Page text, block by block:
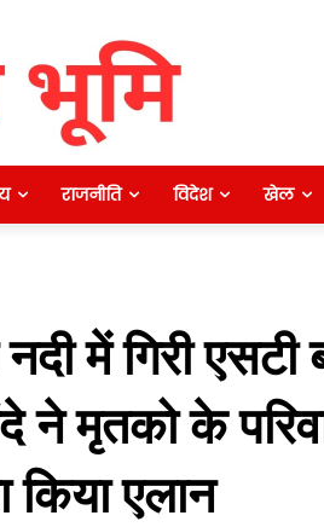
राजनीति विदेश खेल
नदी में गिरी
ने मृतको के
एलान